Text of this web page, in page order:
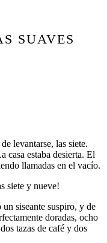
SUAVES
levantarse, las siete.
casa estaba desierta. El
llamadas en el vacío.
siete y nueve!
siseante suspiro, y de
doradas, ocho
tazas de café y dos